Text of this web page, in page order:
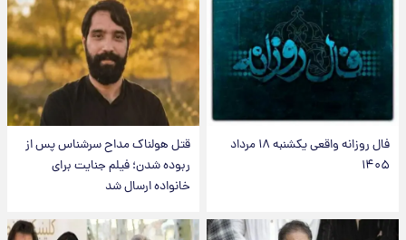
فال روزانه واقعی یکشنبه ۱۸ مرداد
۱۴۰۵
قتل هولناک مداح سرشناس پس از
ربوده شدن؛ فیلم جنایت برای
خانواده ارسال شد